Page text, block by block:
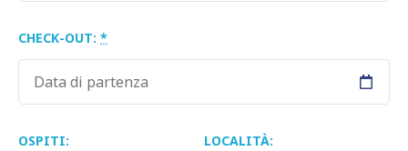
CHECK-OUT: *
OSPITI: LOCALITÀ: